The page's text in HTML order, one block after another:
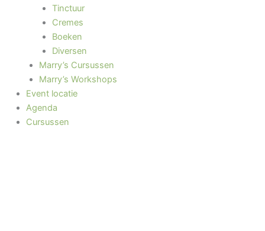
Tinctuur
Cremes
Boeken
Diversen
Marry’s Cursussen
Marry’s Workshops
Event locatie
Agenda
Cursussen